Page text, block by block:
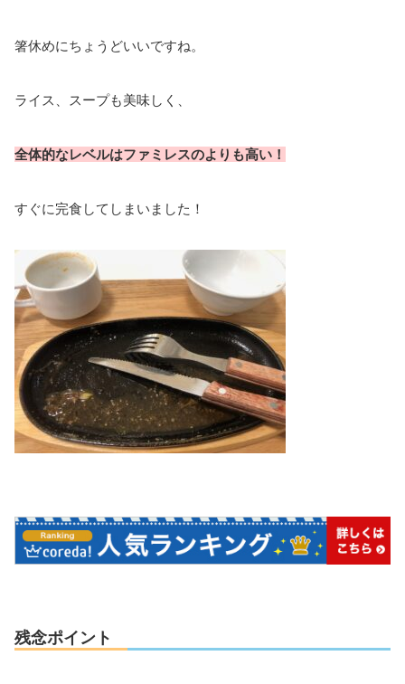
箸休めにちょうどいいですね。
ライス、スープも美味しく、
全体的なレベルはファミレスのよりも高い！
すぐに完食してしまいました！
残念ポイント